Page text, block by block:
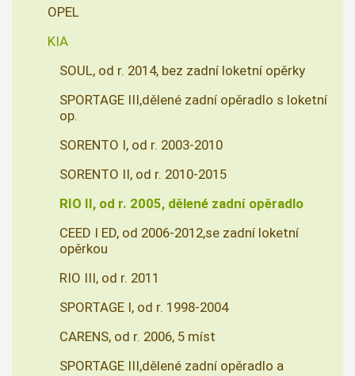
OPEL
KIA
SOUL, od r. 2014, bez zadní loketní opěrky
SPORTAGE III,dělené zadní opěradlo s loketní
op.
SORENTO I, od r. 2003-2010
SORENTO II, od r. 2010-2015
RIO II, od r. 2005, dělené zadní opěradlo
CEED I ED, od 2006-2012,se zadní loketní
opěrkou
RIO III, od r. 2011
SPORTAGE I, od r. 1998-2004
CARENS, od r. 2006, 5 míst
SPORTAGE III,dělené zadní opěradlo a